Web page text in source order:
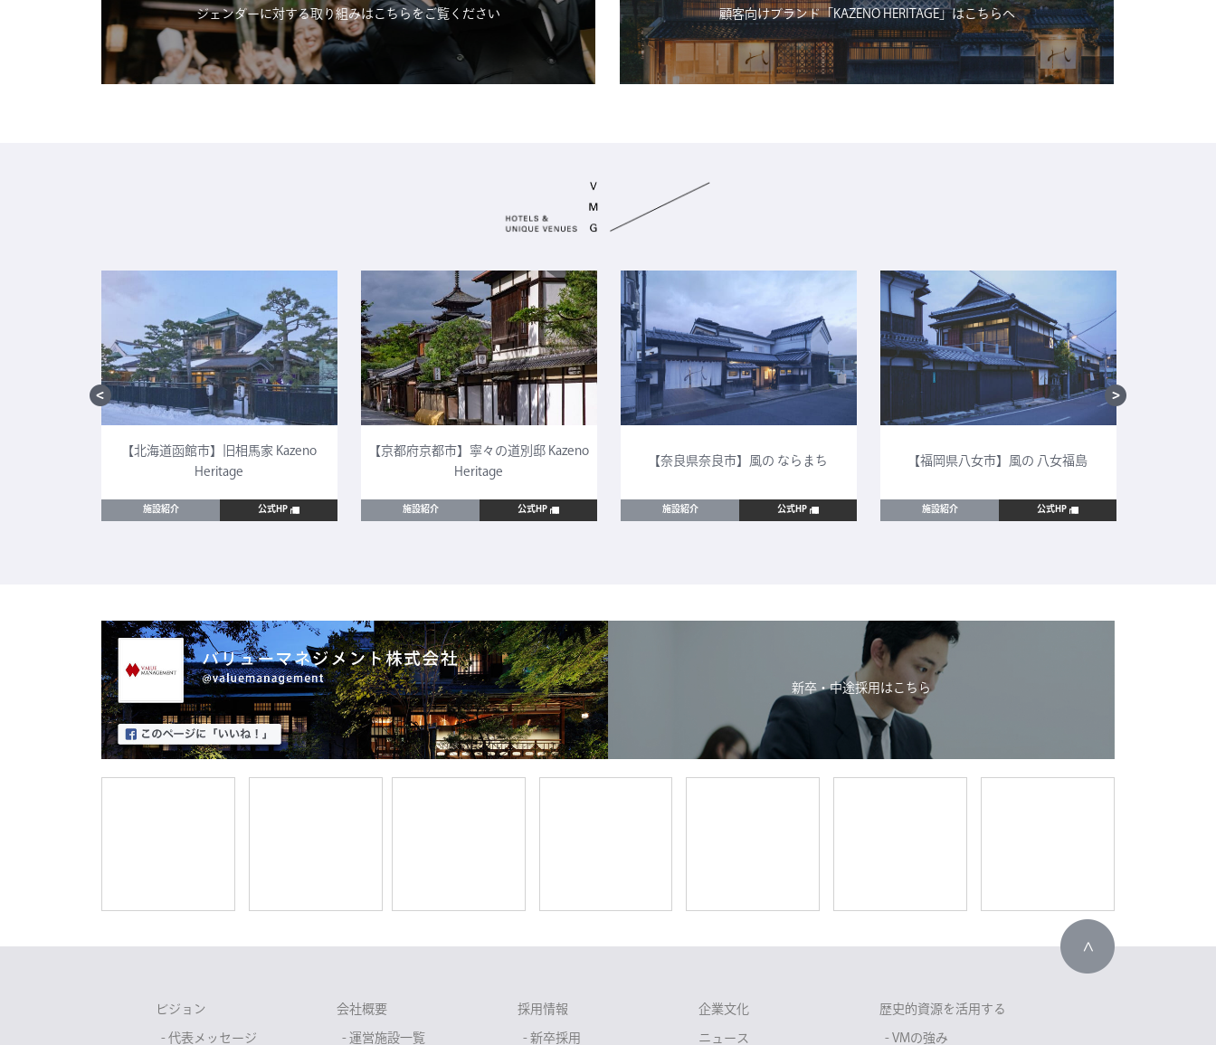
ジェンダーに対する取り組みはこちらをご覧ください 顧客向けブランド「KAZENO HERITAGE」はこちらへ
【北海道函館市】旧相馬家 Kazeno
Heritage
施設紹介 公式HP
【京都府京都市】寧々の道別邸 Kazeno
Heritage
施設紹介 公式HP
【奈良県奈良市】風の ならまち
施設紹介 公式HP
【福岡県八女市】風の 八女福島
施設紹介 公式HP
新卒・中途採用はこちら
ビジョン
- 代表メッセージ
会社概要
- 運営施設一覧
採用情報
- 新卒採用
企業文化
ニュース
歴史的資源を活用する
- VMの強み